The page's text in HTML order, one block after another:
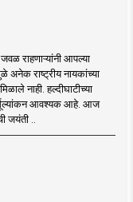
राहणाऱ्यांनी आपल्या
अनेक राष्ट्रीय नायकांच्या
नाही. हल्दीघाटीच्या
आवश्यक आहे. आज
जयंती ..